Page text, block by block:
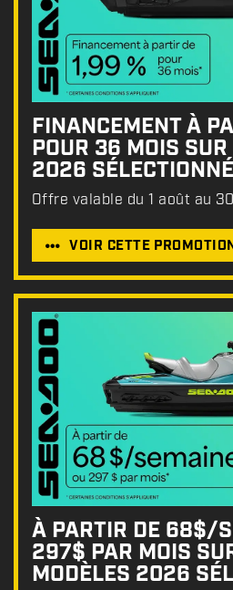
FINANCEMENT À
POUR 36 MOIS
2026
Offre valable du 1 août au
VOIR CETTE
À PARTIR DE 68$/
297$ PAR MOIS
MODÈLES 2026